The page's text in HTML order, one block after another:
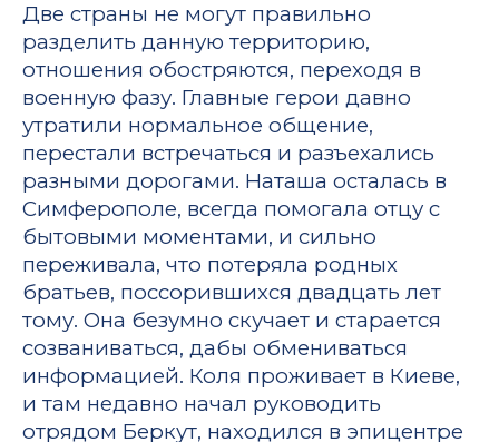
Две страны не могут правильно
разделить данную территорию,
отношения обостряются, переходя в
военную фазу. Главные герои давно
утратили нормальное общение,
перестали встречаться и разъехались
разными дорогами. Наташа осталась в
Симферополе, всегда помогала отцу с
бытовыми моментами, и сильно
переживала, что потеряла родных
братьев, поссорившихся двадцать лет
тому. Она безумно скучает и старается
созваниваться, дабы обмениваться
информацией. Коля проживает в Киеве,
и там недавно начал руководить
отрядом Беркут, находился в эпицентре